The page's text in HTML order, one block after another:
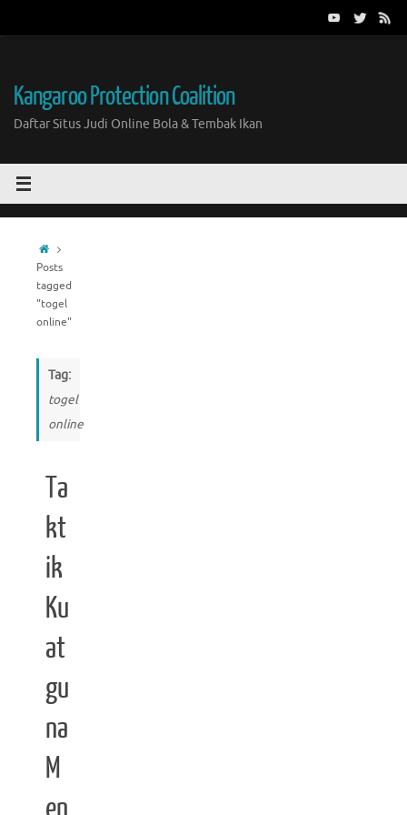
Kangaroo Protection Coalition
Daftar Situs Judi Online Bola & Tembak Ikan
Home
Posts
tagged
"togel
online"
Tag:
togel
online
Ta
kt
ik
Ku
at
gu
na
M